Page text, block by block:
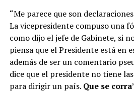
entrega del territorio nacional,
y la soberanía argentina a
“Me parece que son
La vicepresidente compuso una
como dijo el jefe de Gabinete, si
piensa que el Presidente está en
además de ser un comentario
dice que el presidente no tiene
para dirigir un país. Que se corra